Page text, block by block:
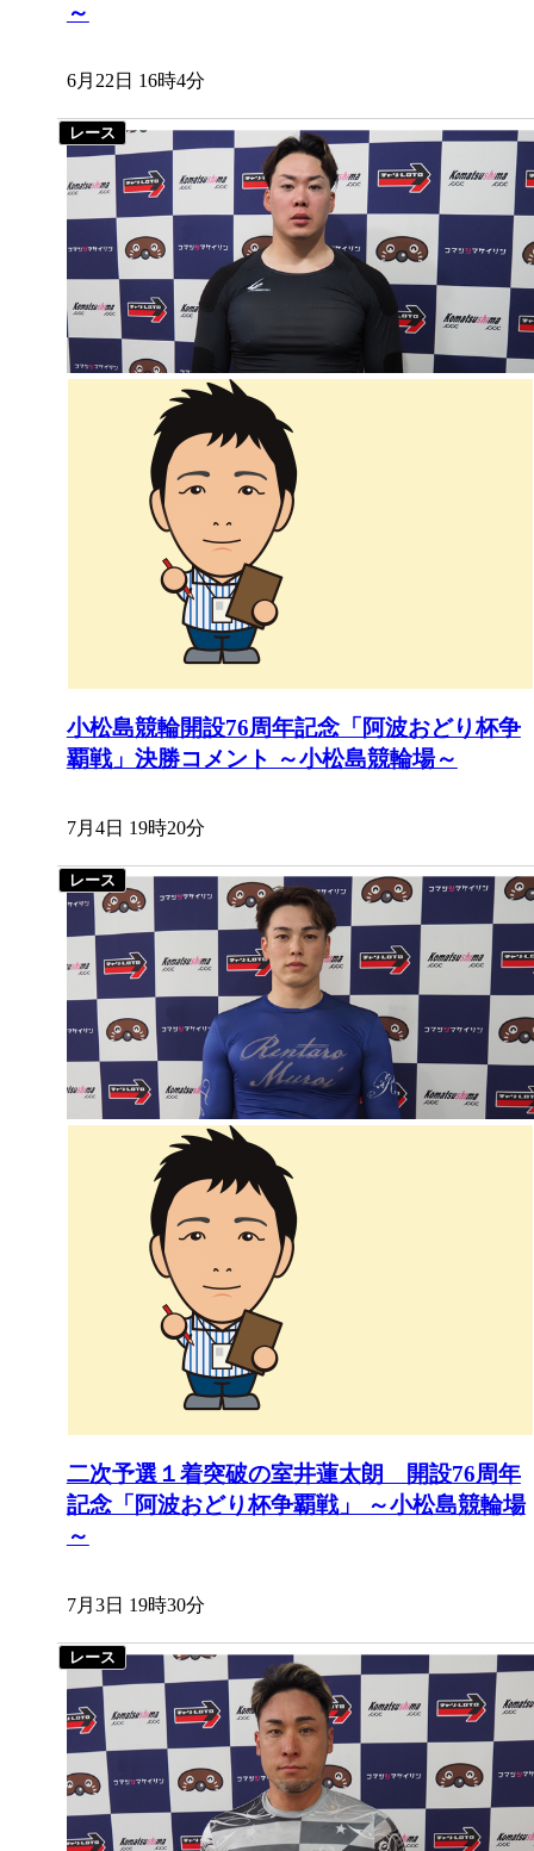
～
6月22日 16時4分
小松島競輪開設76周年記念「阿波おどり杯争
覇戦」決勝コメント ～小松島競輪場～
7月4日 19時20分
二次予選１着突破の室井蓮太朗 開設76周年
記念「阿波おどり杯争覇戦」 ～小松島競輪場
～
7月3日 19時30分